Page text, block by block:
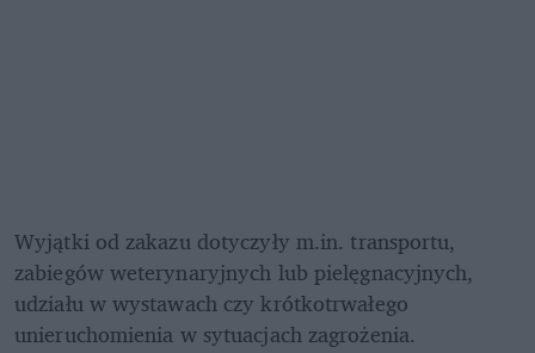
Wyjątki od zakazu dotyczyły m.in. transportu,
zabiegów weterynaryjnych lub pielęgnacyjnych,
udziału w wystawach czy krótkotrwałego
unieruchomienia w sytuacjach zagrożenia.